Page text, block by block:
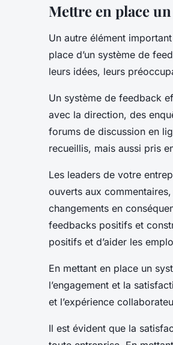
Mettre en place
Un autre élément
place d’un système de
leurs idées, leurs
Un système de feedback
avec la direction, des
forums de discussion en
recueillis, mais aussi pris
Les leaders de votre
ouverts aux
changements en
feedbacks positifs et
positifs et d’aider les
En mettant en place un
l’engagement et la
et l’expérience
Il est évident que la